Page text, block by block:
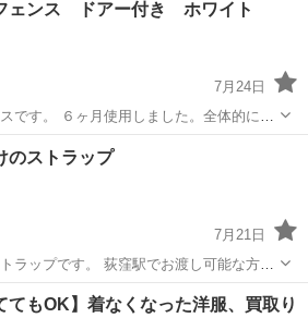
品なのでノークーレーム・ノーリターン
作確認後...
ェンス ドアー付き ホワイト
7月24日
です。 ６ヶ月使用しました。全体的に清
てしまった部分を類似色で塗装してから
写真をごらんください。扉のユニット部
干差...
その他 フェンス
のストラップ
7月21日
ラップです。 荻窪駅でお渡し可能な方、
その他 ストラップ
てもOK】着なくなった洋服、買取り